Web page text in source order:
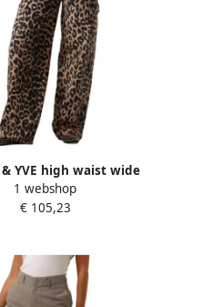
& YVE high waist wide
DANA-PA met
bruin zwart
1 webshop
€ 105,23